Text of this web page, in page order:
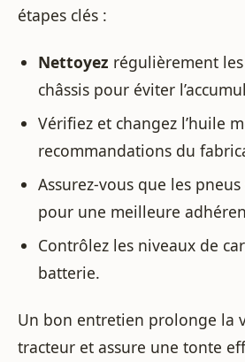
étapes clés :
Nettoyez régulièrement
châssis pour éviter
Vérifiez et changez l’huile
recommandations du
Assurez-vous que les
pour une meilleure
Contrôlez les niveaux de
batterie.
Un bon entretien prolonge la
tracteur et assure une tonte